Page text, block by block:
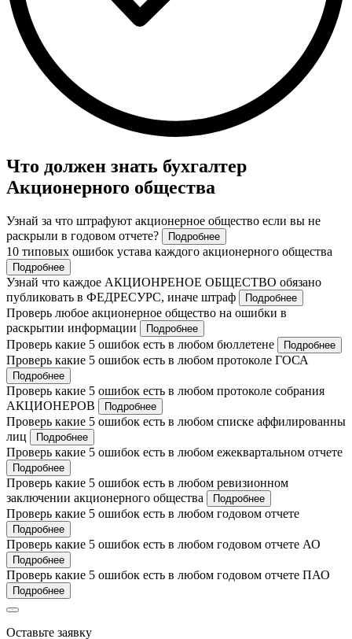
Что должен знать бухгалтер
Акционерного общества
Узнай за что штрафуют акционерное общество если вы не
раскрыли в годовом отчете?
Подробнее
10 типовых ошибок устава каждого акционерного общества
Подробнее
Узнай что каждое АКЦИОНРЕНОЕ ОБЩЕСТВО обязано
публиковать в ФЕДРЕСУРС, иначе штраф
Подробнее
Проверь любое акционерное общество на ошибки в
раскрытии информации
Подробнее
Проверь какие 5 ошибок есть в любом бюллетене Подробнее
Проверь какие 5 ошибок есть в любом протоколе ГОСА
Подробнее
Проверь какие 5 ошибок есть в любом протоколе собрания
АКЦИОНЕРОВ
Подробнее
Проверь какие 5 ошибок есть в любом списке аффилированны
лиц
Подробнее
Проверь какие 5 ошибок есть в любом ежеквартальном отчете
Подробнее
Проверь какие 5 ошибок есть в любом ревизионном
заключении акционерного общества
Подробнее
Проверь какие 5 ошибок есть в любом годовом отчете
Подробнее
Проверь какие 5 ошибок есть в любом годовом отчете АО
Подробнее
Проверь какие 5 ошибок есть в любом годовом отчете ПАО
Подробнее
Оставьте заявку